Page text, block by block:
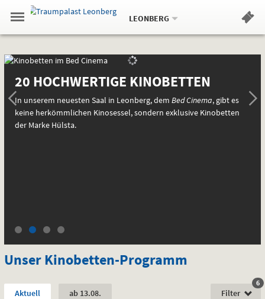
Springe
zum
,zum
.
Navigation
Service
Gehe
zur
Standortauswahl
Standort:
LEONBERG.
Hinweis
Aktuell
im
Bed
Aktuell
im
Bed
Cinema
20 HOCHWERTIGE KINOBETTEN
In unserem neuesten Saal in Leonberg, dem Bed Cinema, gibt es
keine herkömmlichen Kinosessel, sondern exklusive Kinobetten
der Marke Hülsta.
Unser Kinobetten-Programm
Zeitraum:
Aktuell ab 13.08. Filter
6